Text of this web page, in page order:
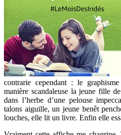
contrarie cependant : le
manière scandaleuse la jeune fille
dans l’herbe d’une pelouse
talons aiguille, un jeune benêt
louches, elle lit un livre. Enfin elle